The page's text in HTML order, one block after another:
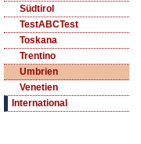
Südtirol
TestABCTest
Toskana
Trentino
Umbrien
Venetien
International